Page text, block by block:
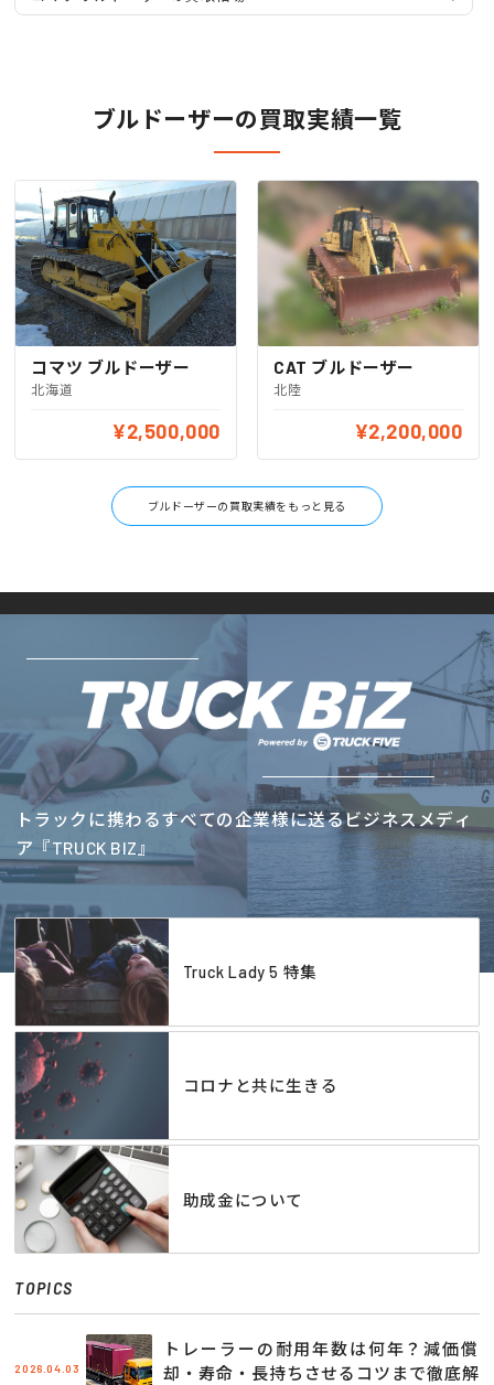
ブルドーザーの買取実績一覧
コマツ ブルドーザー
北海道
¥2,500,000
CAT ブルドーザー
北陸
¥2,200,000
ブルドーザーの買取実績をもっと見る
トラックに携わるすべての企業様に送るビジネスメディ
ア『TRUCK BIZ』
Truck Lady 5 特集
コロナと共に生きる
助成金について
TOPICS
2026.04.03
トレーラーの耐用年数は何年？減価償
却・寿命・長持ちさせるコツまで徹底解